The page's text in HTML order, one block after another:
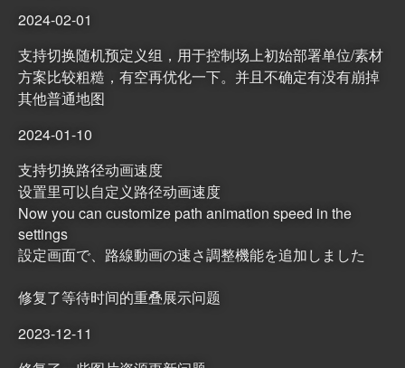
2024-02-01
支持切换随机预定义组，用于控制场上初始部署单位/素材
方案比较粗糙，有空再优化一下。并且不确定有没有崩掉
其他普通地图
2024-01-10
支持切换路径动画速度
设置里可以自定义路径动画速度
Now you can customize path animation speed in the
settings
設定画面で、路線動画の速さ調整機能を追加しました
修复了等待时间的重叠展示问题
2023-12-11